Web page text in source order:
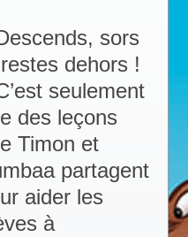
sors
dehors !
seulement
des leçons
Timon et
partagent
aider les
à